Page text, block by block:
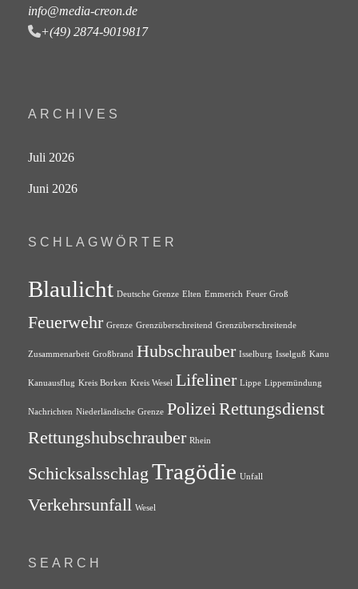
info@media-creon.de
+(49) 2874-9019817
ARCHIVES
Juli 2026
Juni 2026
SCHLAGWÖRTER
Blaulicht Deutsche Grenze Elten Emmerich Feuer Groß
Feuerwehr Grenze Grenzüberschreitend Grenzüberschreitende
Zusammenarbeit Großbrand Hubschrauber Isselburg Isselguß Kanu
Kanuausflug Kreis Borken Kreis Wesel Lifeliner Lippe Lippemündung
Nachrichten Niederländische Grenze PolizeiRettungsdienst
Rettungshubschrauber Rhein
Schicksalsschlag Tragödie Unfall
Verkehrsunfall Wesel
SEARCH